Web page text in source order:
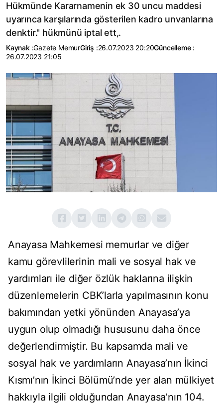
Hükmünde Kararnamenin ek 30 uncu maddesi
uyarınca karşılarında gösterilen kadro unvanlarına
denktir." hükmünü iptal ett,.
Kaynak :Gazete MemurGiriş :26.07.2023 20:20Güncelleme :
26.07.2023 21:05
Anayasa Mahkemesi memurlar ve diğer
kamu görevlilerinin mali ve sosyal hak ve
yardımları ile diğer özlük haklarına ilişkin
düzenlemelerin CBK’larla yapılmasının konu
bakımından yetki yönünden Anayasa’ya
uygun olup olmadığı hususunu daha önce
değerlendirmiştir. Bu kapsamda mali ve
sosyal hak ve yardımların Anayasa’nın İkinci
Kısmı’nın İkinci Bölümü’nde yer alan mülkiyet
hakkıyla ilgili olduğundan Anayasa’nın 104.